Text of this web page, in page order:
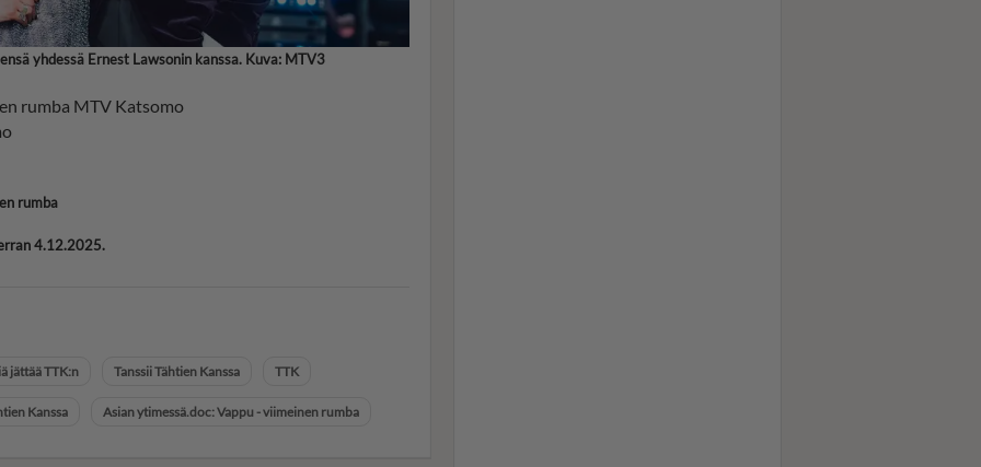
yhdessä Ernest Lawsonin kanssa. Kuva: MTV3
rumba MTV Katsomo
rumba
4.12.2025.
jättää TTK:n Tanssii Tähtien Kanssa TTK
Kanssa Asian ytimessä.doc: Vappu - viimeinen rumba